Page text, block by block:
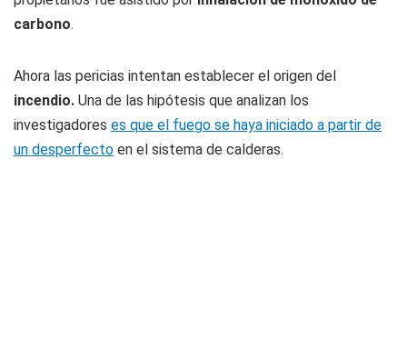
carbono.
Ahora las pericias intentan establecer el origen del
incendio. Una de las hipótesis que analizan los
investigadores es que el fuego se haya iniciado a partir de
un desperfecto en el sistema de calderas.